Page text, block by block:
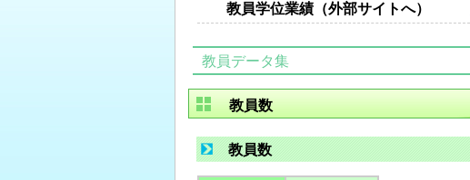
教員学位業績（外部サイトへ）
教員データ集
教員数
教員数